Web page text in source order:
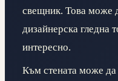
свещник. Това може
дизайнерска гледна
интересно.
Към стената може да